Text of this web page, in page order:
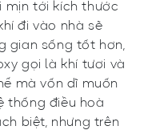
mịn tới kích thước
đi vào nhà sẽ
gian sống tốt hơn,
gọi là khí tươi và
mà vốn dĩ muốn
thống điều hoà
biệt, nhưng trên